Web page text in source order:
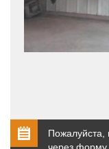
Пожалуйста,